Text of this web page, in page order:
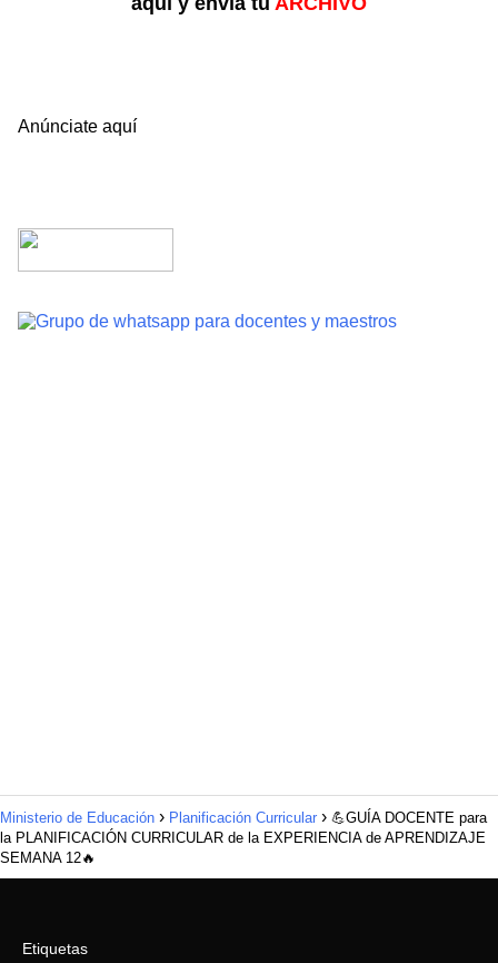
Anúnciate aquí
Ministerio de Educación Planificación Curricular
💪GUÍA DOCENTE para
la PLANIFICACIÓN CURRICULAR de la EXPERIENCIA de APRENDIZAJE
SEMANA 12🔥
Etiquetas